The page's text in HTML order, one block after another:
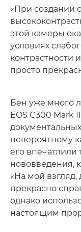
«При создании
этой камеры
условиях
контрастности
просто
Бен уже много
EOS C300 Mark
невероятному
его впечатлили
нововведения,
«На мой взгляд,
прекрасно
однако
настоящим